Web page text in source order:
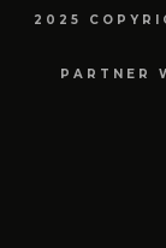
2025
PARTNER